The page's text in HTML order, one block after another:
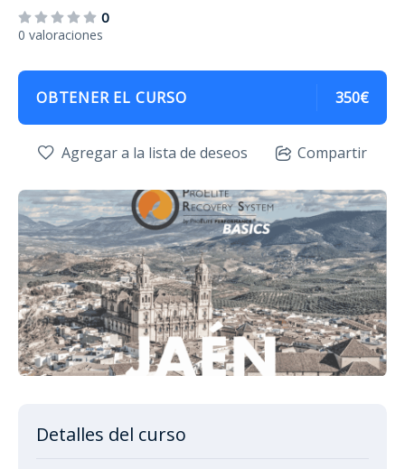
0
0 valoraciones
OBTENER EL CURSO 350€
Agregar a la lista de deseos Compartir
Detalles del curso